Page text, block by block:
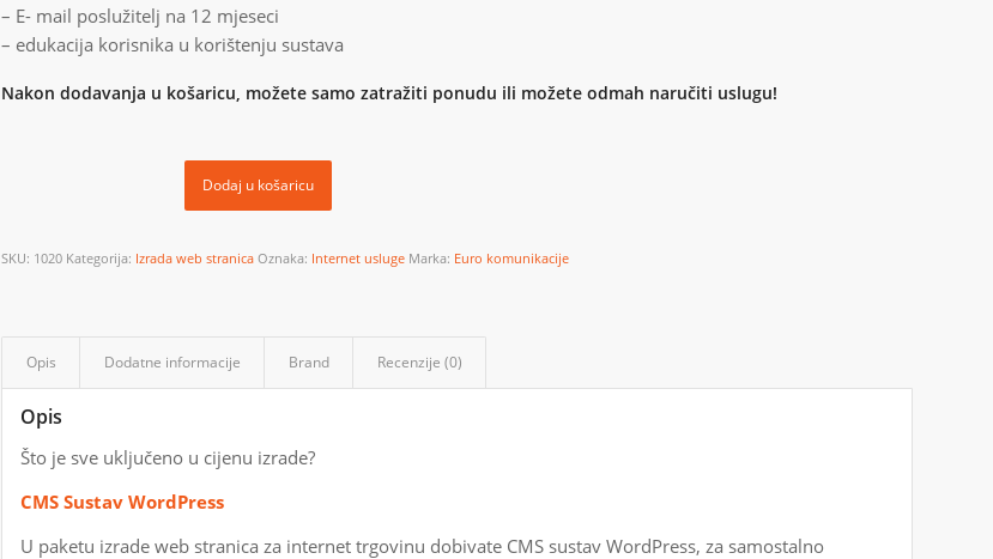
– E- mail poslužitelj na 12 mjeseci
– edukacija korisnika u korištenju sustava
Nakon dodavanja u košaricu, možete samo zatražiti ponudu ili možete odmah naručiti uslugu!
Dodaj u košaricu
SKU: 1020 Kategorija: Izrada web stranica Oznaka: Internet usluge Marka: Euro komunikacije
Opis Dodatne informacije Brand Recenzije (0)
Opis
Što je sve uključeno u cijenu izrade?
CMS Sustav WordPress
U paketu izrade web stranica za internet trgovinu dobivate CMS sustav WordPress, za samostalno